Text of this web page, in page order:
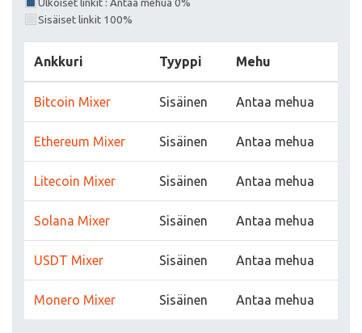
Ulkoiset linkit : Antaa mehua 0%
Sisäiset linkit 100%
Ankkuri Tyyppi Mehu
Bitcoin Mixer Sisäinen Antaa mehua
Ethereum Mixer Sisäinen Antaa mehua
Litecoin Mixer Sisäinen Antaa mehua
Solana Mixer Sisäinen Antaa mehua
USDT Mixer Sisäinen Antaa mehua
Monero Mixer Sisäinen Antaa mehua